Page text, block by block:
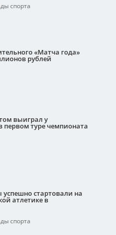
спорта
«Матча года»
рублей
выиграл у
первом туре чемпионата
успешно стартовали на
атлетике в
спорта